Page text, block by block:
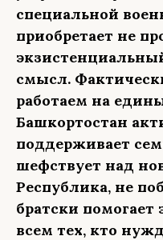
специальной
приобретает не
смысл.
работаем на
Башкортостан
поддерживает
шефствует над
Республика, не
братски
всем тех, кто